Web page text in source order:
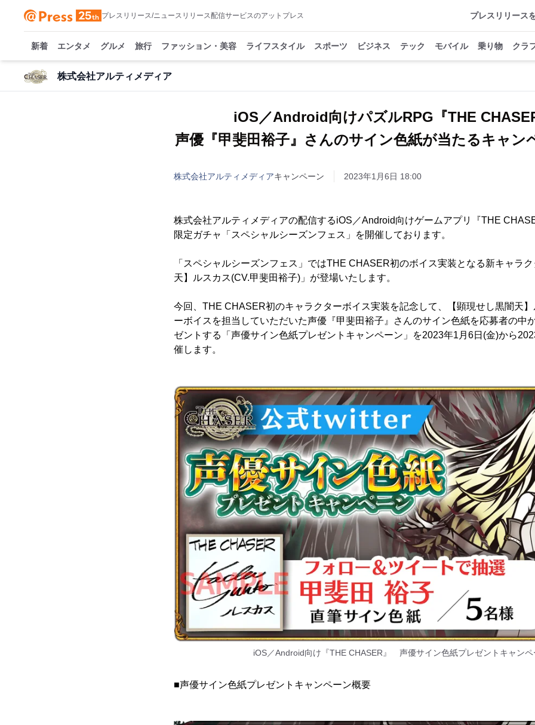
プレスリリース/ニュースリリース配信サービスのアットプレス プレスリリース
新着 エンタメ グルメ 旅行 ファッション・美容 ライフスタイル スポーツ ビジネス テック モバイル 乗り物 クラ
株式会社アルティメディア
iOS／Android向けパズルRPG『THE
声優『甲斐田裕子』さんのサイン色紙が当たるキャン
株式会社アルティメディアキャンペーン 2023年1月6日 18:00
株式会社アルティメディアの配信するiOS／Android向けゲームアプリ『THE
限定ガチャ「スペシャルシーズンフェス」を開催しております。
「スペシャルシーズンフェス」ではTHE CHASER初のボイス実装となる新キャラ
天】ルスカス(CV.甲斐田裕子)」が登場いたします。
今回、THE CHASER初のキャラクターボイス実装を記念して、【顕現せし黒闇天
ーボイスを担当していただいた声優『甲斐田裕子』さんのサイン色紙を応募者の中
ゼントする「声優サイン色紙プレゼントキャンペーン」を2023年1月6日(金)から
催します。
iOS／Android向け『THE CHASER』 声優サイン色紙プレゼントキャンペ
■声優サイン色紙プレゼントキャンペーン概要